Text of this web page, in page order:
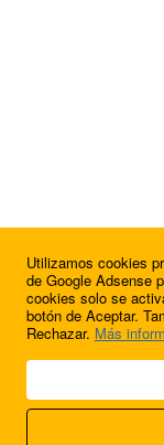
© 2009 - 2026
Utilizamos cookies
de Google Adsense
cookies solo se
botón de Aceptar.
Rechazar. Más